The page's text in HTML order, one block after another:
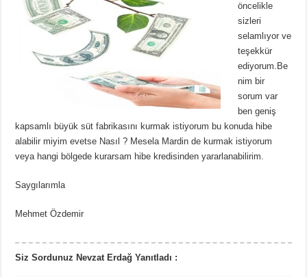
öncelikle
sizleri
selamlıyor ve
teşekkür
ediyorum.Be
nim bir
sorum var
ben geniş
kapsamlı büyük süt fabrikasını kurmak istiyorum bu konuda hibe
alabilir miyim evetse Nasıl ? Mesela Mardin de kurmak istiyorum
veya hangi bölgede kurarsam hibe kredisinden yararlanabilirim.
Saygılarımla
Mehmet Özdemir
Siz Sordunuz Nevzat Erdağ Yanıtladı :